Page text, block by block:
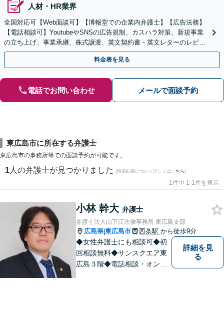
人材・HR業界
全国対応可【Web面談可】【博報堂での企業内弁護士】【広告法務】
【電話相談可】YoutubeやSNSの広告規制、カスハラ対策、新規事業
の立ち上げ、事業承継、株式譲渡、英文契約書・英文レターのレビュ
ー・ドラフトなどに対応。
料金表を見る
電話でお問い合わせ メールで面談予約
東広島市に所在する弁護士
東広島市の事務所等での面談予約が可能です。
1 人の弁護士が見つかりました (検索結果について詳しくは こちら)
1件中 1-1件を表示
小林 幹大 弁護士
弁護士法人山下江法律事務所 東広島支部
広島県|東広島市 西条駅 から徒歩9分
◆女性弁護士にも相談可◆初
回相談無料◆サンスクエア東
広島３階◆電話相談・オンラ
詳細を見
る